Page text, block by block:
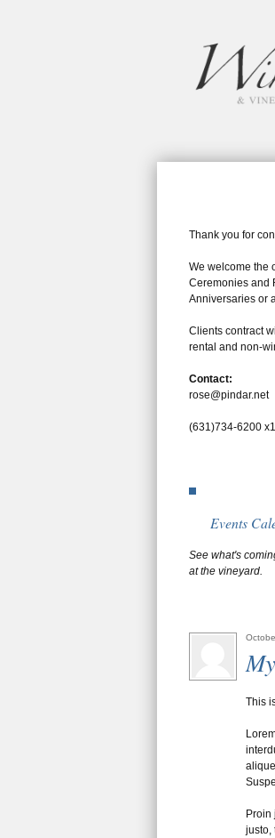
Thank you for
We welcome the
Ceremonies and
Anniversaries or
Clients contract
rental and non-
Contact:
rose@pindar.net
(631)734-6200
Events
See what's
at the vineyard.
This
Proin
justo,